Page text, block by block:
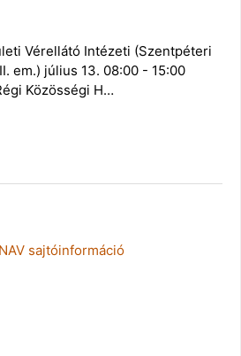
Vérellátó Intézeti (Szentpéteri
em.) július 13. 08:00 - 15:00
Közösségi H…